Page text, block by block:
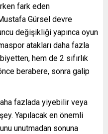
fark eden
Gürsel devre
değişikliği yapınca oyun
atakları daha fazla
hem de 2 sıfırlık
berabere, sonra galip
fazlada yiyebilir veya
Yapılacak en önemli
unutmadan sonuna